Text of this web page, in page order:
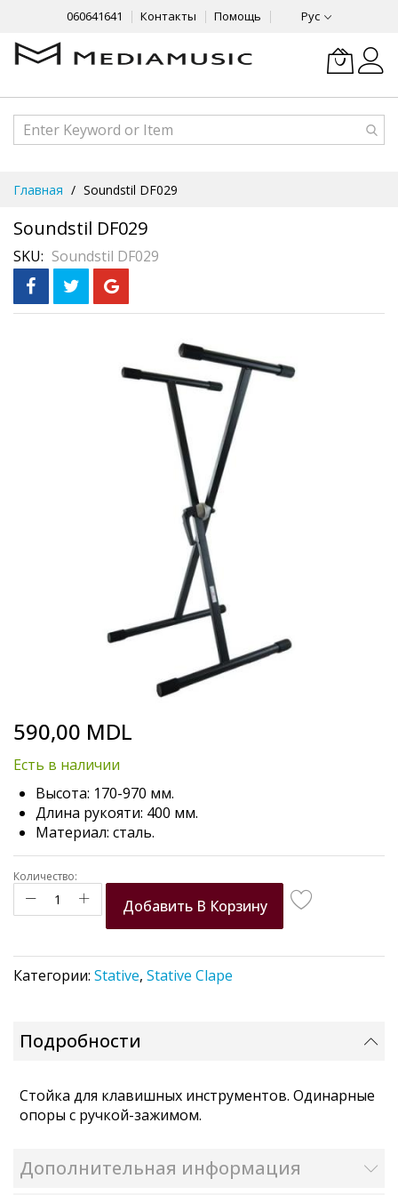
060641641 Контакты Помощь Рус
Content
Главная Soundstil DF029
Soundstil DF029
SKU Soundstil DF029
to
beginning
of
the
images
590,00 MDL
Есть в наличии
Высота: 170-970 мм.
Длина рукояти: 400 мм.
Материал: сталь.
Количество:
Добавить В Корзину
Категории: Stative, Stative Clape
Подробности
Стойка для клавишных инструментов. Одинарные
опоры с ручкой-зажимом.
Дополнительная информация